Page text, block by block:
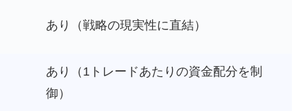
あり（戦略の現実性に直結）
あり（1トレードあたりの資金配分を制
御）